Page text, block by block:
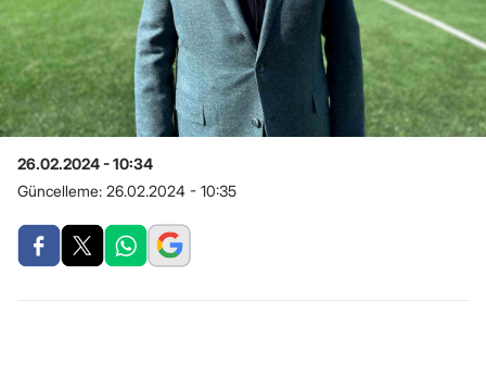
26.02.2024 - 10:34
Güncelleme: 26.02.2024 - 10:35